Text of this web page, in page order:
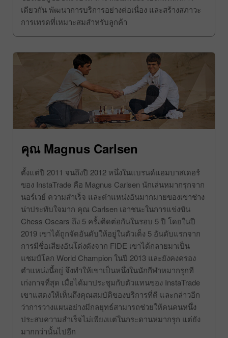
ของเธอสู่ชัยชนะไปได้ ทาง InstaTrade เองก็มีหลักการ
เดียวกัน พัฒนาการบริการอย่างต่อเนื่อง และสร้างสภาวะ
การเทรดที่เหมาะสมสำหรับลูกค้า
คุณ Magnus Carlsen
ตั้งแต่ปี 2011 จนถึงปี 2012 หนึ่งในแบรนด์แอมบาสเดอร์
ของ InstaTrade คือ Magnus Carlsen นักเล่นหมากรุกจาก
นอร์เวย์ ความสำเร็จ และตำแหน่งอันมากมายของเขาช่าง
น่าประทับใจมาก คุณ Carlsen เอาชนะในการแข่งขัน
Chess Oscars ถึง 5 ครั้งติดต่อกันในรอบ 5 ปี โดยในปี
2019 เขาได้ถูกจัดอันดับให้อยู่ในตัวเต็ง 5 อันดับแรกจาก
การมีชื่อเสียงอันโด่งดังจาก FIDE เขาได้กลายมาเป็น
แชมป์โลก World Champion ในปี 2013 และยังคงครอง
ตำแหน่งนี้อยู่ จึงทำให้เขาเป็นหนึ่งในนักกีฬาหมากรุกที
เก่งกาจที่สุด เมื่อได้มาประชุมกับตัวแทนของ InstaTrade
เขาแสดงให้เห็นถึงคุณสมบัติของบริการที่ดี และกล่าวอีก
ว่าการวางแผนอย่างมีกลยุทธ์สามารถช่วยให้คนคนหนึ่ง
ประสบความสำเร็จไม่เพียงแต่ในกระดานหมากรุก แต่ยัง